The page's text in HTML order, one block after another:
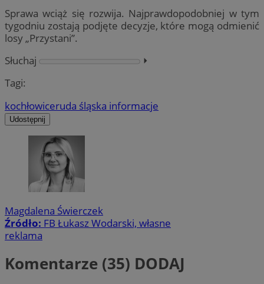
Sprawa wciąż się rozwija. Najprawdopodobniej w tym
tygodniu zostają podjęte decyzje, które mogą odmienić
losy „Przystani”.
Słuchaj
⏵︎
Tagi:
kochłowiceruda śląska informacje
Udostępnij
Magdalena Świerczek
Źródło: FB Łukasz Wodarski, własne
reklama
Komentarze (35) DODAJ